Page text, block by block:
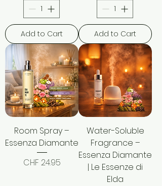
Add to Cart Add to Cart
Room Spray –
Essenza Diamante
Price
CHF 24.95
Water-Soluble
Fragrance –
Essenza Diamante
| Le Essenze di
Elda